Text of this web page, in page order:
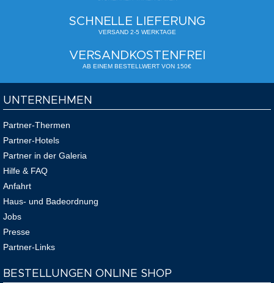
SCHNELLE LIEFERUNG
VERSAND 2-5 WERKTAGE
VERSANDKOSTENFREI
AB EINEM BESTELLWERT VON 150€
UNTERNEHMEN
Partner-Thermen
Partner-Hotels
Partner in der Galeria
Hilfe & FAQ
Anfahrt
Haus- und Badeordnung
Jobs
Presse
Partner-Links
BESTELLUNGEN ONLINE SHOP